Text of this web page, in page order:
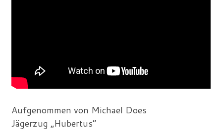
Aufgenommen von Michael Does
Jägerzug „Hubertus“